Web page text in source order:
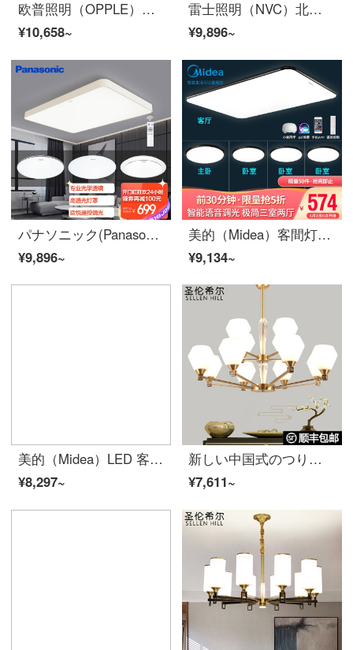
欧普照明（OPPLE）黑色 后現代 简欧 led客厅シーリングライト具現代简约全屋ランプ长方形卧室餐厅套餐TC 强推！米家AI智控主灯【四室】5灯-客厅+卧室x4
¥10,658~
雷士照明（NVC）北欧魔豆吊灯简约创意分子灯大气客厅灯网红現代灯飾套餐 EXDK9137 力荐！魔豆雅黑10头6头三室两厅【赠5瓦3色光源】
¥9,896~
パナソニック(Panasonic)シシリアンコース客間ライティングコース現代シンプルシシリアンラインライン長方形寝室ライト白玉コースA
¥9,896~
美的（Midea）客間灯LEDシーリングライト北欧現代簡素客間寝室書斎レストラン超薄型イルミネーションラップコースMXD 100-M/K-F 79
¥9,134~
美的（Midea）LED 客厅シーリングライト 北欧現代简约大气卧室灯 書斎餐厅ランプインテリジェント调光调色灯飾套餐 【轻奢智控款套餐】客厅灯+24瓦*2+36瓦*1
¥8,297~
新しい中国式のつり下げ灯の客間レストランの工事の別荘のホテルの複式のビルの大気の家庭用創意会所の復古する中国風の近代的な簡単なダイヤモンドの造型LEDをまねます。
¥7,611~